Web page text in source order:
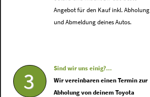
Angebot für den Kauf inkl. Abholung
und Abmeldung deines Autos.
3
Sind wir uns einig?...
Wir vereinbaren einen Termin zur
Abholung von deinem Toyota